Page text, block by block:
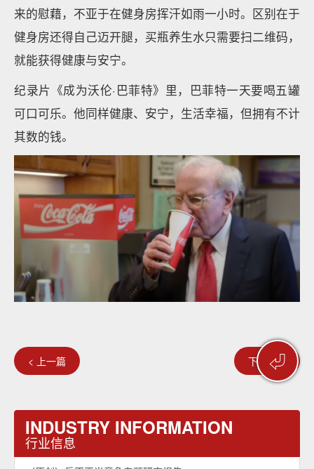
⏎
来的慰藉，不亚于在健身房挥汗如雨一小时。区别在于
健身房还得自己迈开腿，买瓶养生水只需要扫二维码，
就能获得健康与安宁。
纪录片《成为沃伦·巴菲特》里，巴菲特一天要喝五罐
可口可乐。他同样健康、安宁，生活幸福，但拥有不计
其数的钱。
< 上一篇 下一篇 >
INDUSTRY INFORMATION
行业信息